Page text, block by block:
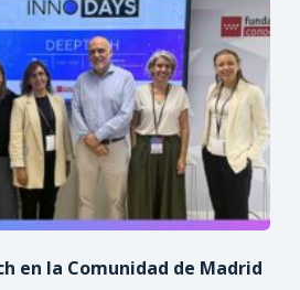
en la Comunidad de Madrid